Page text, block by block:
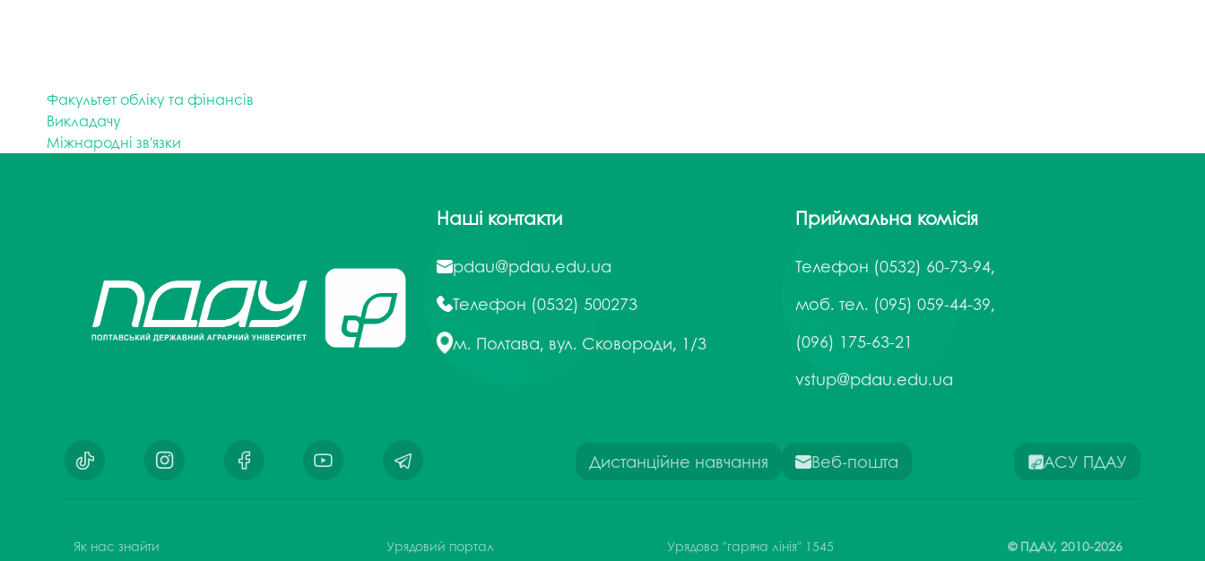
Факультет обліку та фінансів
Викладачу
Міжнародні зв'язки
Наші контакти
pdau@pdau.edu.ua
Телефон (0532) 500273
м. Полтава, вул. Сковороди, 1/3
Дистанційне навчання
Приймальна комісія
Телефон (0532) 60-73-94,
моб. тел. (095) 059-44-39,
(096) 175-63-21
vstup@pdau.edu.ua
Веб-пошта АСУ ПДАУ
Як нас знайти Урядовий портал Урядова "гаряча лінія" 1545 © ПДАУ,2010-2026